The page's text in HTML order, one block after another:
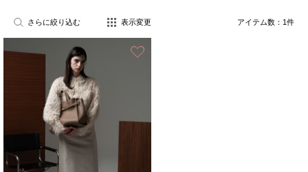
さらに絞り込む 表示変更 アイテム数： 1件